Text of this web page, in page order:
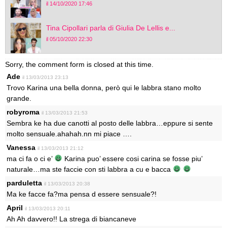
il 14/10/2020 17:46
Tina Cipollari parla di Giulia De Lellis e...
il 05/10/2020 22:30
Sorry, the comment form is closed at this time.
Ade il 13/03/2013 23:13
Trovo Karina una bella donna, però qui le labbra stano molto
grande.
robyroma il 13/03/2013 21:53
Sembra ke ha due canotti al posto delle labbra…eppure si sente
molto sensuale.ahahah.nn mi piace ….
Vanessa il 13/03/2013 21:12
ma ci fa o ci e’
Karina puo’ essere cosi carina se fosse piu’
naturale…ma ste faccie con sti labbra a cu e bacca
parduletta il 13/03/2013 20:38
Ma ke facce fa?ma pensa d essere sensuale?!
April il 13/03/2013 20:11
Ah Ah davvero!! La strega di biancaneve